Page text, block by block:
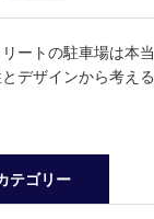
ートの駐車場は本
デザインから考え
テゴリー